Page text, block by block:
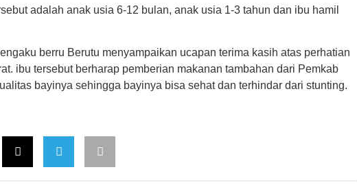
adalah anak usia 6-12 bulan, anak usia 1-3 tahun dan ibu hamil
berru Berutu menyampaikan ucapan terima kasih atas perhatian
ibu tersebut berharap pemberian makanan tambahan dari Pemkab
bayinya sehingga bayinya bisa sehat dan terhindar dari stunting.